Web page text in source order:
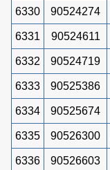
6330 90524274
6331 90524611
6332 90524719
6333 90525386
6334 90525674
6335 90526300
6336 90526603